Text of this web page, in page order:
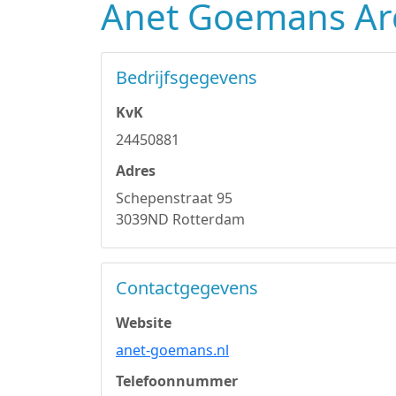
Anet Goemans
Bedrijfsgegevens
KvK
24450881
Adres
Schepenstraat 95
3039ND Rotterdam
Contactgegevens
Website
anet-goemans.nl
Telefoonnummer